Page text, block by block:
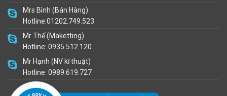
Mrs Bình (Bán Hàng)
Hotline:01202.749.523
Mr Thế (Maketting)
Hotline: 0935.512.120
Mr Hạnh (NV kĩ thuật)
Hotline: 0989.619.727